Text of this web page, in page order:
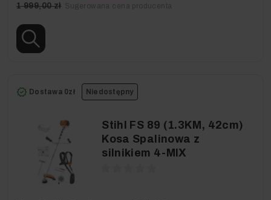
1 999,00 zł
Niedostępny
Dostawa 0zł
Stihl FS 89 (1.3KM, 42cm)
Kosa Spalinowa z
silnikiem 4-MIX